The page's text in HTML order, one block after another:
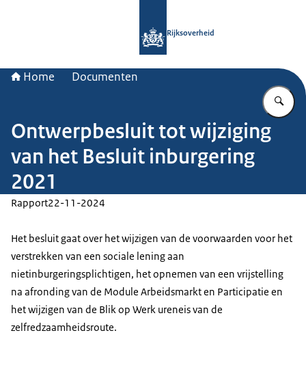
Rijksoverheid
Home Documenten
Ontwerpbesluit tot wijziging
van het Besluit inburgering
2021
Rapport22-11-2024
Het besluit gaat over het wijzigen van de voorwaarden voor het
verstrekken van een sociale lening aan
nietinburgeringsplichtigen, het opnemen van een vrijstelling
na afronding van de Module Arbeidsmarkt en Participatie en
het wijzigen van de Blik op Werk ureneis van de
zelfredzaamheidsroute.